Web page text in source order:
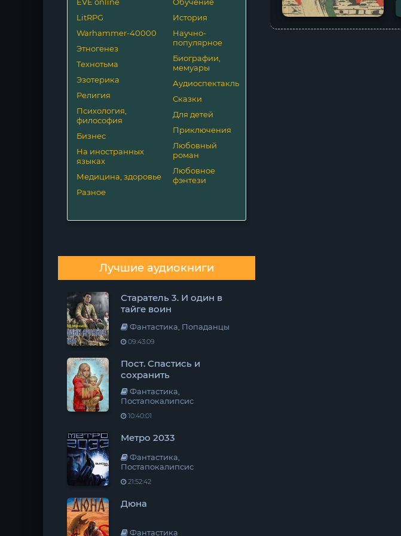
LitRPG
Warhammer-40000
Этногенез
Технотьма
Эзотерика
Религия
Психология,
философия
Бизнес
На иностранных
языках
Медицина, здоровье
Разное
История
Научно-
популярное
Биографии,
мемуары
Аудиоспектакль
Сказки
Для детей
Приключения
Любовный
роман
Любовное
фэнтези
Лучшие аудиокниги
Старатель 3. И один в
тайге воин
Фантастика, Попаданцы
09:43:09
Пост. Спастись и
сохранить
Фантастика,
Постапокалипсис
10:40:01
Метро 2033
Фантастика,
Постапокалипсис
21:52:42
Дюна
Фантастика